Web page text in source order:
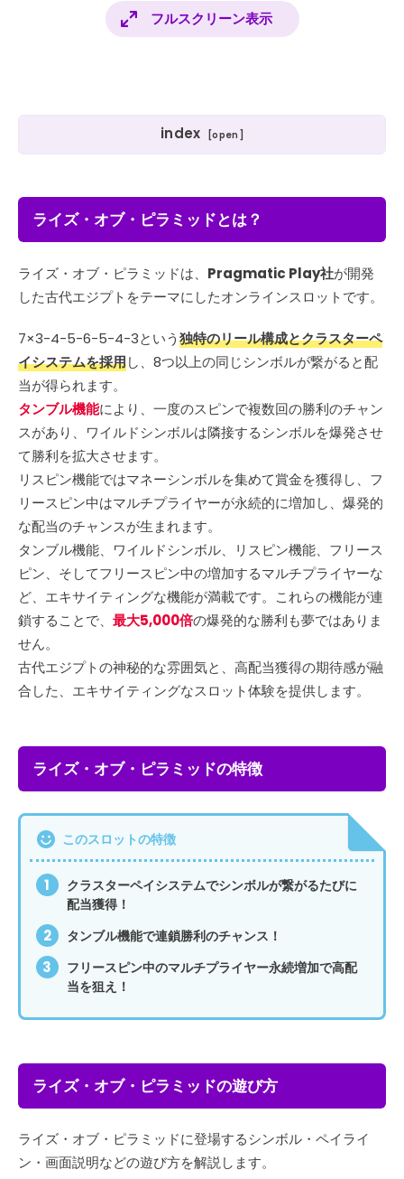
フルスクリーン表示
index
ライズ・オブ・ピラミッドとは？
ライズ・オブ・ピラミッドは、 Pragmatic Play社が開発
した古代エジプトをテーマにしたオンラインスロットです。
7×3-4-5-6-5-4-3という独特のリール構成とクラスターペ
イシステムを採用し、8つ以上の同じシンボルが繋がると配
当が得られます。
タンブル機能により、一度のスピンで複数回の勝利のチャン
スがあり、ワイルドシンボルは隣接するシンボルを爆発させ
て勝利を拡大させます。
リスピン機能ではマネーシンボルを集めて賞金を獲得し、フ
リースピン中はマルチプライヤーが永続的に増加し、爆発的
な配当のチャンスが生まれます。
タンブル機能、ワイルドシンボル、リスピン機能、フリース
ピン、そしてフリースピン中の増加するマルチプライヤーな
ど、エキサイティングな機能が満載です。これらの機能が連
鎖することで、 最大5,000倍の爆発的な勝利も夢ではありま
せん。
古代エジプトの神秘的な雰囲気と、高配当獲得の期待感が融
合した、エキサイティングなスロット体験を提供します。
ライズ・オブ・ピラミッドの特徴
このスロットの特徴
クラスターペイシステムでシンボルが繋がるたびに
配当獲得！
タンブル機能で連鎖勝利のチャンス！
フリースピン中のマルチプライヤー永続増加で高配
当を狙え！
ライズ・オブ・ピラミッドの遊び方
ライズ・オブ・ピラミッドに登場するシンボル・ペイライ
ン・画面説明などの遊び方を解説します。